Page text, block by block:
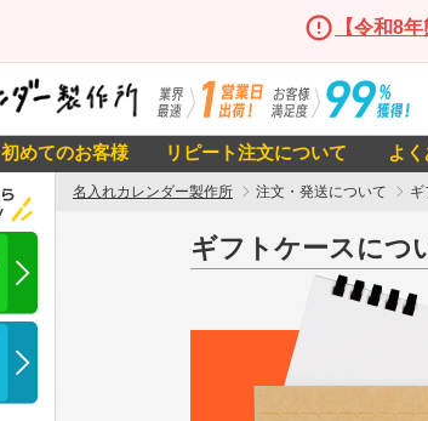
【令和8
初めてのお客様 リピート注文について よ
名入れカレンダー製作所 注文・発送について ギ
ギフトケースにつ